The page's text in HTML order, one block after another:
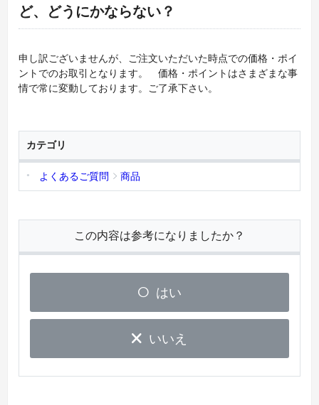
ど、どうにかならない？
申し訳ございませんが、ご注文いただいた時点での価格・ポイ
ントでのお取引となります。 価格・ポイントはさまざまな事
情で常に変動しております。ご了承下さい。
カテゴリ
よくあるご質問 商品
この内容は参考になりましたか？
はい
いいえ